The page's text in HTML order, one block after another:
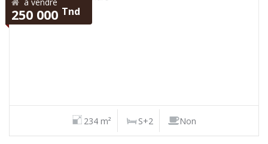
250 000 Tnd
234 m² S+2 Non